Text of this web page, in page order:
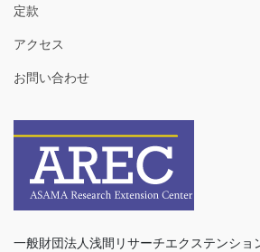
定款
アクセス
お問い合わせ
一般財団法人浅間リサーチエクステンショ